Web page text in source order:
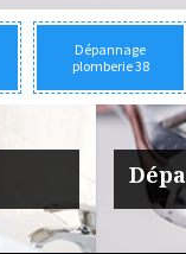
Dépannage
plomberie 38
38